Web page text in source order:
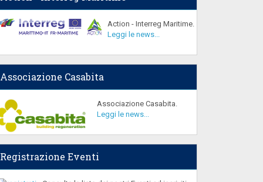
Action - Interreg Maritime.
Leggi le news...
Associazione Casabita
Associazione Casabita.
Leggi le news...
Registrazione Eventi